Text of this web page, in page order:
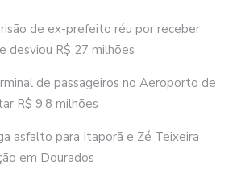
de ex-prefeito réu por receber
desviou R$ 27 milhões
de passageiros no Aeroporto de
R$ 9,8 milhões
asfalto para Itaporã e Zé Teixeira
em Dourados